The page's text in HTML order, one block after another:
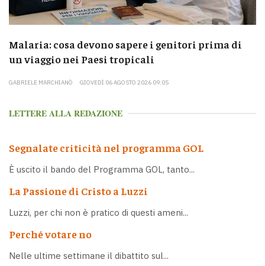
Malaria: cosa devono sapere i genitori prima di
un viaggio nei Paesi tropicali
GABRIELE MARCHIANÒ GIOVEDÌ 06 AGOSTO 2026 09:05
LETTERE ALLA REDAZIONE
Segnalate criticità nel programma GOL
È uscito il bando del Programma GOL, tanto...
La Passione di Cristo a Luzzi
Luzzi, per chi non è pratico di questi ameni...
Perché votare no
Nelle ultime settimane il dibattito sul...